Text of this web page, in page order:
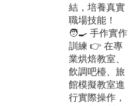
結，培養真實
職場技能！
🧑‍🍳 手作實作
訓練 👉 在專
業烘焙教室、
飲調吧檯、旅
館模擬教室進
行實際操作，